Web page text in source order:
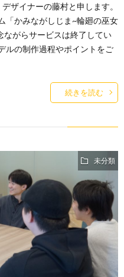
ザイナーの藤村と申します。
「かみながしじま~輪廻の巫女
ながらサービスは終了してい
ルの制作過程やポイントをご
続きを読む
未分類